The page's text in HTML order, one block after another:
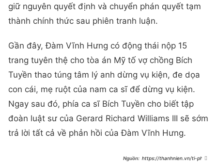
giữ nguyên quyết định và chuyển phán quyết tạm
thành chính thức sau phiên tranh luận.
Gần đây, Đàm Vĩnh Hưng có động thái nộp 15
trang tuyên thệ cho tòa án Mỹ tố vợ chồng Bích
Tuyền thao túng tâm lý anh dừng vụ kiện, đe dọa
con cái, mẹ ruột của nam ca sĩ để dừng vụ kiện.
Ngay sau đó, phía ca sĩ Bích Tuyền cho biết tập
đoàn luật sư của Gerard Richard Williams III sẽ sớm
trả lời tất cả về phản hồi của Đàm Vĩnh Hưng.
https://thanhnien.vn/ti-phu-